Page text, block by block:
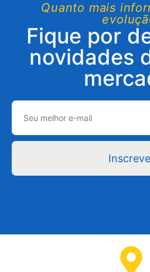
Quanto mais
Fique por
novidades